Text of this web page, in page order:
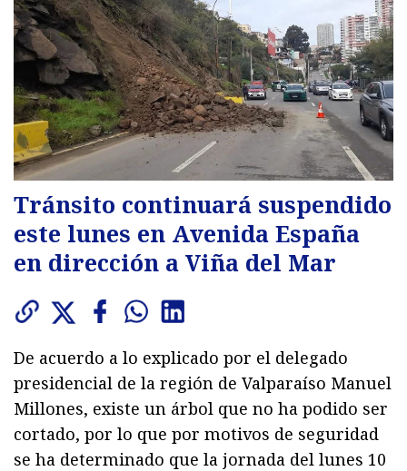
Tránsito continuará suspendido
este lunes en Avenida España
en dirección a Viña del Mar
De acuerdo a lo explicado por el delegado
presidencial de la región de Valparaíso Manuel
Millones, existe un árbol que no ha podido ser
cortado, por lo que por motivos de seguridad
se ha determinado que la jornada del lunes 10